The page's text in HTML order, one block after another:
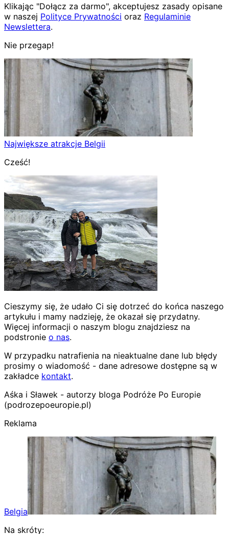
Klikając "Dołącz za darmo", akceptujesz zasady opisane
w naszej Polityce Prywatności oraz Regulaminie
Newslettera.
Nie przegap!
Największe atrakcje Belgii
Cześć!
Cieszymy się, że udało Ci się dotrzeć do końca naszego
artykułu i mamy nadzieję, że okazał się przydatny.
Więcej informacji o naszym blogu znajdziesz na
podstronie o nas.
W przypadku natrafienia na nieaktualne dane lub błędy
prosimy o wiadomość - dane adresowe dostępne są w
zakładce kontakt.
Aśka i Sławek - autorzy bloga Podróże Po Europie
(podrozepoeuropie.pl)
Reklama
Belgia
Na skróty: